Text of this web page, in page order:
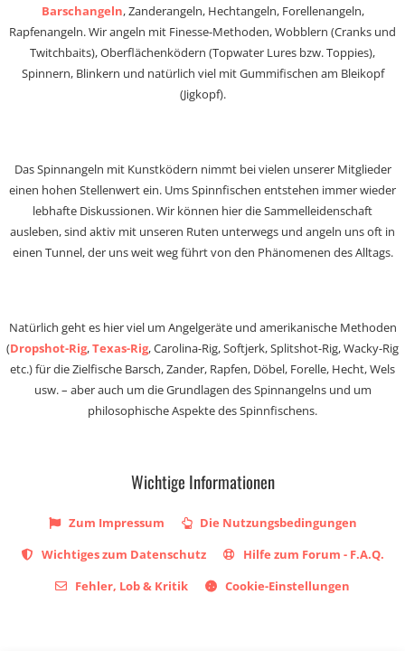
Barschangeln, Zanderangeln, Hechtangeln, Forellenangeln,
Rapfenangeln. Wir angeln mit Finesse-Methoden, Wobblern (Cranks und
Twitchbaits), Oberflächenködern (Topwater Lures bzw. Toppies),
Spinnern, Blinkern und natürlich viel mit Gummifischen am Bleikopf
(Jigkopf).
Das Spinnangeln mit Kunstködern nimmt bei vielen unserer Mitglieder
einen hohen Stellenwert ein. Ums Spinnfischen entstehen immer wieder
lebhafte Diskussionen. Wir können hier die Sammelleidenschaft
ausleben, sind aktiv mit unseren Ruten unterwegs und angeln uns oft in
einen Tunnel, der uns weit weg führt von den Phänomenen des Alltags.
Natürlich geht es hier viel um Angelgeräte und amerikanische Methoden
(Dropshot-Rig,Texas-Rig, Carolina-Rig, Softjerk, Splitshot-Rig, Wacky-Rig
etc.) für die Zielfische Barsch, Zander, Rapfen, Döbel, Forelle, Hecht, Wels
usw. – aber auch um die Grundlagen des Spinnangelns und um
philosophische Aspekte des Spinnfischens.
Wichtige Informationen
Zum Impressum
Die Nutzungsbedingungen
Wichtiges zum Datenschutz
Hilfe zum Forum - F.A.Q.
Fehler, Lob & Kritik
Cookie-Einstellungen